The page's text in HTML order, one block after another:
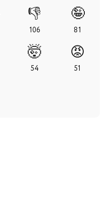
👎
106
🤪
81
🤯
54
😡
51